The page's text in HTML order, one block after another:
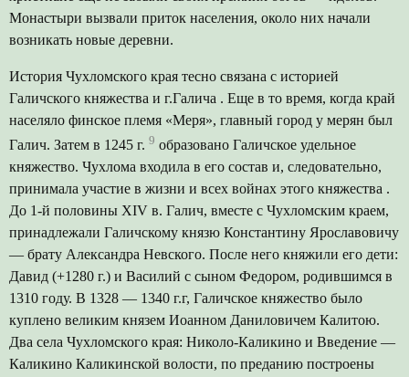
Монастыри вызвали приток населения, около них начали
возникать новые деревни.
История Чухломского края тесно связана с историей
Галичского княжества и г.Галича . Еще в то время, когда край
населяло финское племя «Меря», главный город у мерян был
Галич. Затем в 1245 г. 9 образовано Галичское удельное
княжество. Чухлома входила в его состав и, следовательно,
принимала участие в жизни и всех войнах этого княжества .
До 1-й половины XIV в. Галич, вместе с Чухломским краем,
принадлежали Галичскому князю Константину Ярославовичу
— брату Александра Невского. После него княжили его дети:
Давид (+1280 г.) и Василий с сыном Федором, родившимся в
1310 году. В 1328 — 1340 г.г, Галичское княжество было
куплено великим князем Иоанном Даниловичем Калитою.
Два села Чухломского края: Николо-Каликино и Введение —
Каликино Каликинской волости, по преданию построены